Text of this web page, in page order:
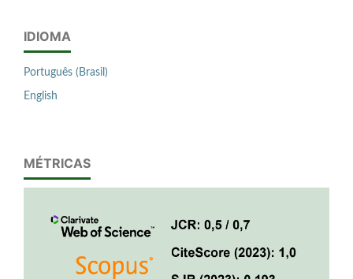
IDIOMA
Português (Brasil)
English
MÉTRICAS